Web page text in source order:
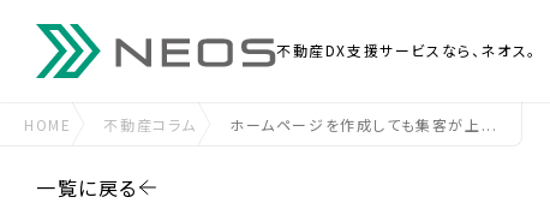
不動産DX支援サービスなら、ネオス。
HOME 不動産コラム ホームページを作成しても集客が上...
一覧に戻る